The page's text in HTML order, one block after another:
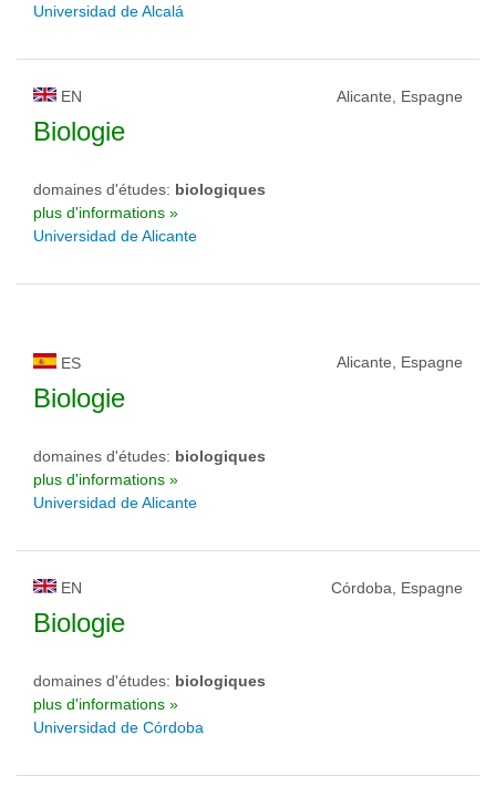
Universidad de Alcalá
EN Alicante, Espagne
Biologie
domaines d'études: biologiques
plus d'informations »
Universidad de Alicante
ES Alicante, Espagne
Biologie
domaines d'études: biologiques
plus d'informations »
Universidad de Alicante
EN Córdoba, Espagne
Biologie
domaines d'études: biologiques
plus d'informations »
Universidad de Córdoba